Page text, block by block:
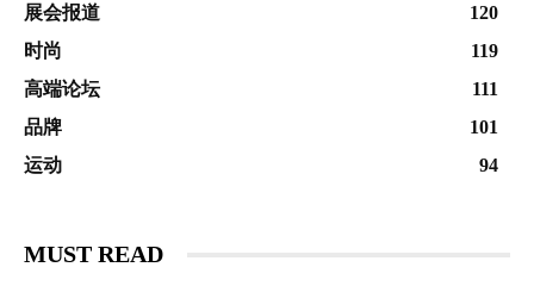
展会报道
120
时尚
119
高端论坛
111
品牌
101
运动
94
MUST READ